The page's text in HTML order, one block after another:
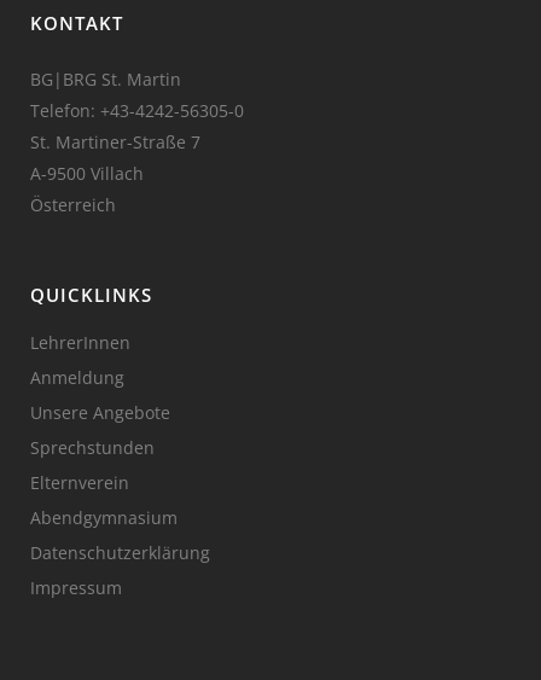
KONTAKT
BG|BRG St. Martin
Telefon: +43-4242-56305-0
St. Martiner-Straße 7
A-9500 Villach
Österreich
QUICKLINKS
LehrerInnen
Anmeldung
Unsere Angebote
Sprechstunden
Elternverein
Abendgymnasium
Datenschutzerklärung
Impressum